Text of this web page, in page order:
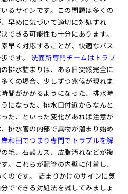
るサインです。この問題は多くの
早めに気づいて適切に対処すれ
できる可能性も十分にあります。
早く対応することが、快適なバス
です。 洗面所専門チームはトラブ
排水詰まりは、ある日突然完全に
くの場合、少しずつ兆候が現れま
間がかかるようになった、排水時
になった、排水口付近からなんと
た、といった変化があれば注意が
排水管の内部で異物が溜まり始め
岸和田でつまり専門でトラブルを解
毛、石鹸カス、皮脂汚れなどが複
。これらが配管の内壁に付着し、
のです。 詰まりかけのサインに気
でできる対処法を試してみましょ